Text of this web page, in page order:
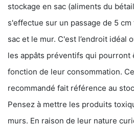
stockage en sac (aliments du
s'effectue sur un passage de 5
sac et le mur. C'est l’endroit idéal
les appâts préventifs qui pourront
fonction de leur consommation.
recommandé fait référence au
Pensez à mettre les produits
murs. En raison de leur nature